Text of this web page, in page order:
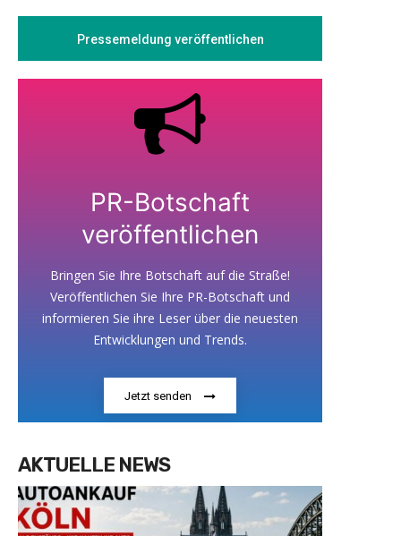
Pressemeldung veröffentlichen
PR-Botschaft
veröffentlichen
Bringen Sie Ihre Botschaft auf die Straße!
Veröffentlichen Sie Ihre PR-Botschaft und
informieren Sie ihre Leser über die neuesten
Entwicklungen und Trends.
Jetzt senden
AKTUELLE NEWS